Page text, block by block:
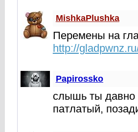
MishkaPlushka
Перемены на
http://
Papirossko
слышь ты давно
патлатый,